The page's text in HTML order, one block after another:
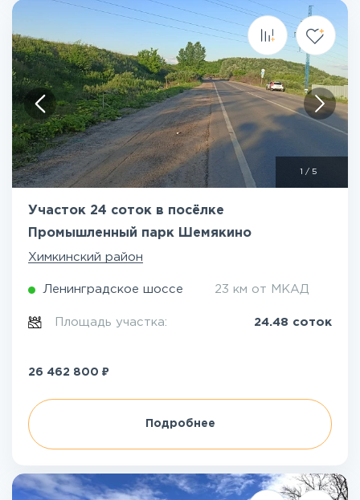
/ 5
Участок 24 соток в посёлке
Промышленный парк Шемякино
Химкинский район
Ленинградское шоссе 23 км от МКАД
Площадь участка: 24.48 соток
26 462 800 ₽
Подробнее